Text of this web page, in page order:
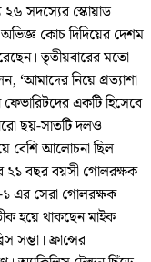
২৬ সদস্যের স্কোয়াড
কোচ দিদিয়ের দেশম
তৃতীয়বারের মতো
‘আমাদের নিয়ে প্রত্যাশা
একটি হিসেবে
আরো ছয়-সাতটি দলও
বেশি আলোচনা ছিল
২১ বছর বয়সী গোলরক্ষক
১ এর সেরা গোলরক্ষক
হয়ে থাকছেন মাইক
সম্ভা। ফ্রান্সের